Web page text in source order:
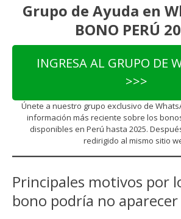
Grupo de Ayuda en
BONO PERÚ
INGRESA AL GRUPO DE
>>>
Únete a nuestro grupo exclusivo de
información más reciente sobre los
disponibles en Perú hasta 2025.
redirigido al mismo sitio
Principales motivos por
bono podría no aparecer